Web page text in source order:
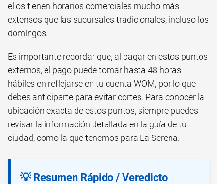
ellos tienen horarios comerciales mucho más
extensos que las sucursales tradicionales, incluso los
domingos.
Es importante recordar que, al pagar en estos puntos
externos, el pago puede tomar hasta 48 horas
hábiles en reflejarse en tu cuenta WOM, por lo que
debes anticiparte para evitar cortes. Para conocer la
ubicación exacta de estos puntos, siempre puedes
revisar la información detallada en la guía de tu
ciudad, como la que tenemos para La Serena.
💡 Resumen Rápido / Veredicto